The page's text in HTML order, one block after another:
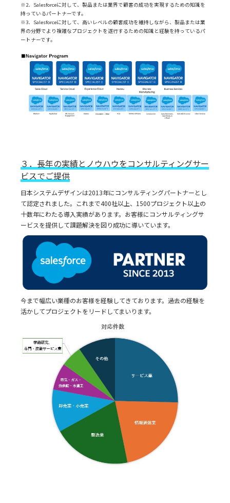
※2．Salesforceに対して、製品または業界で顧客の成功を実現するための知識を
持っているパートナーです。
※3．Salesforceに対して、高いレベルの顧客成功を維持しながら、製品または業
界の分野でより複雑なプロジェクトを遂行するための知識と経験を持っているパ
ートナーです。
３．長年の実績とノウハウをコンサルティングサー
ビスでご提供
日本システムデザインは2013年にコンサルティングパートナーとし
て認定されました。これまで400社以上、1500プロジェクト以上の
十数年にわたる導入実績があります。お客様にコンサルティングサ
ービスを提供して課題解決を図り成功に導いています。
今まで幅広い業種のお客様を経験してきております。過去の経験を
活かしてプロジェクトをリードしてまいります。